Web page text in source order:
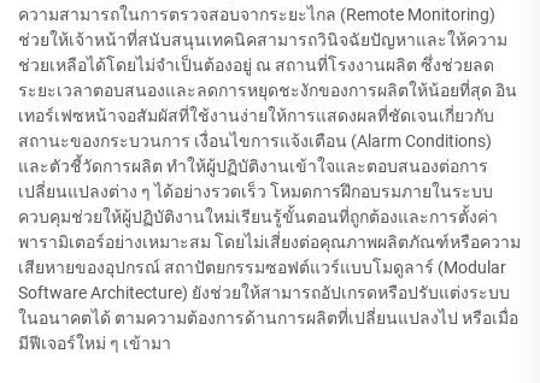
ความสามารถในการตรวจสอบจากระยะไกล (Remote Monitoring)
ช่วยให้เจ้าหน้าที่สนับสนุนเทคนิคสามารถวินิจฉัยปัญหาและให้ความ
ช่วยเหลือได้โดยไม่จำเป็นต้องอยู่ ณ สถานที่โรงงานผลิต ซึ่งช่วยลด
ระยะเวลาตอบสนองและลดการหยุดชะงักของการผลิตให้น้อยที่สุด อิน
เทอร์เฟซหน้าจอสัมผัสที่ใช้งานง่ายให้การแสดงผลที่ชัดเจนเกี่ยวกับ
สถานะของกระบวนการ เงื่อนไขการแจ้งเตือน (Alarm Conditions)
และตัวชี้วัดการผลิต ทำให้ผู้ปฏิบัติงานเข้าใจและตอบสนองต่อการ
เปลี่ยนแปลงต่าง ๆ ได้อย่างรวดเร็ว โหมดการฝึกอบรมภายในระบบ
ควบคุมช่วยให้ผู้ปฏิบัติงานใหม่เรียนรู้ขั้นตอนที่ถูกต้องและการตั้งค่า
พารามิเตอร์อย่างเหมาะสม โดยไม่เสี่ยงต่อคุณภาพผลิตภัณฑ์หรือความ
เสียหายของอุปกรณ์ สถาปัตยกรรมซอฟต์แวร์แบบโมดูลาร์ (Modular
Software Architecture) ยังช่วยให้สามารถอัปเกรดหรือปรับแต่งระบบ
ในอนาคตได้ ตามความต้องการด้านการผลิตที่เปลี่ยนแปลงไป หรือเมื่อ
มีฟีเจอร์ใหม่ ๆ เข้ามา